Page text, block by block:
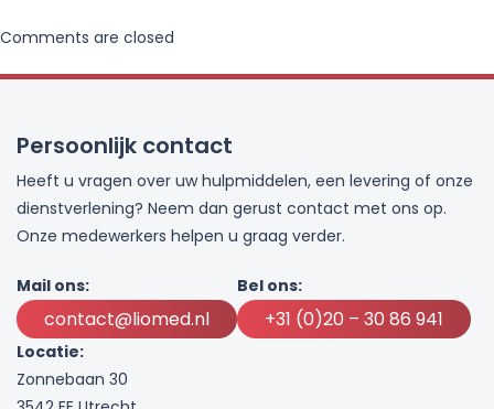
Comments are closed
Persoonlijk contact
Heeft u vragen over uw hulpmiddelen, een levering of onze
dienstverlening? Neem dan gerust contact met ons op.
Onze medewerkers helpen u graag verder.
Mail ons:
contact@liomed.nl
Bel ons:
+31 (0)20 – 30 86 941
Locatie:
Zonnebaan 30